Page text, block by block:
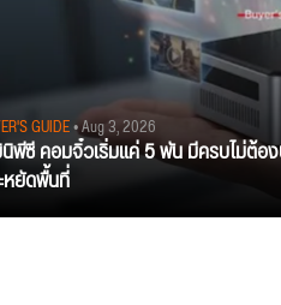
GUIDE• Aug 3, 2026
พีซี คอมจิ๋วเริ่มแค่ 5 พัน มีครบไม่ต้อ
หยัดพื้นที่